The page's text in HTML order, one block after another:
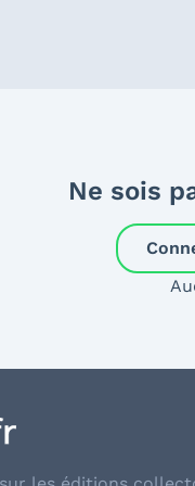
Ne sois